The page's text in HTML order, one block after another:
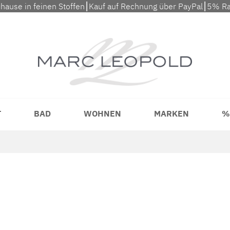
in feinen Stoffen⎮Kauf auf Rechnung über PayPal⎮5%
BAD WOHNEN MARKEN